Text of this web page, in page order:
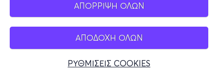
ΑΠΟΡΡΙΨΗ ΟΛΩΝ
ΑΠΟΔΟΧΗ ΟΛΩΝ
ΡΥΘΜΙΣΕΙΣ COOKIES